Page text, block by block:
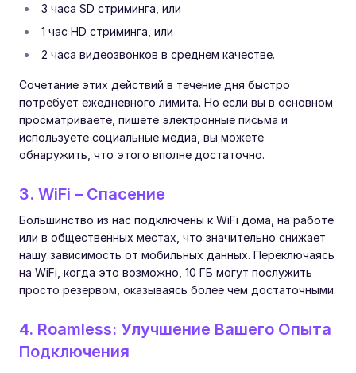
3 часа SD стриминга, или
1 час HD стриминга, или
2 часа видеозвонков в среднем качестве.
Сочетание этих действий в течение дня быстро
потребует ежедневного лимита. Но если вы в основном
просматриваете, пишете электронные письма и
используете социальные медиа, вы можете
обнаружить, что этого вполне достаточно.
3. WiFi – Спасение
Большинство из нас подключены к WiFi дома, на работе
или в общественных местах, что значительно снижает
нашу зависимость от мобильных данных. Переключаясь
на WiFi, когда это возможно, 10 ГБ могут послужить
просто резервом, оказываясь более чем достаточными.
4. Roamless: Улучшение Вашего Опыта
Подключения